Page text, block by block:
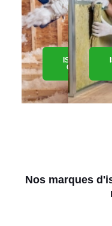
ISOLATION
COMBLE
Nos marques